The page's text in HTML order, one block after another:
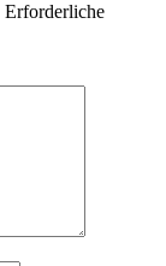
Erforderliche